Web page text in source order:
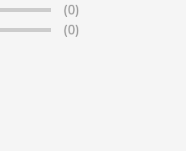
(0)
(0)